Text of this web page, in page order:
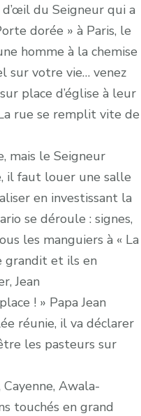
du Seigneur qui a
dorée » à Paris, le
homme à la chemise
sur votre vie… venez
place d’église à leur
rue se remplit vite de
mais le Seigneur
il faut louer une salle
en investissant la
se déroule : signes,
les manguiers à « La
grandit et ils en
Jean
! » Papa Jean
réunie, il va déclarer
les pasteurs sur
Awala-
touchés en grand